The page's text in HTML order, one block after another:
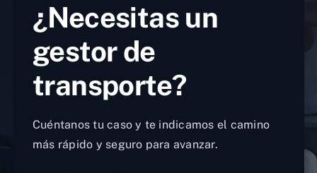
¿Necesitas un
gestor de
transporte?
Cuéntanos tu caso y te indicamos el camino
más rápido y seguro para avanzar.